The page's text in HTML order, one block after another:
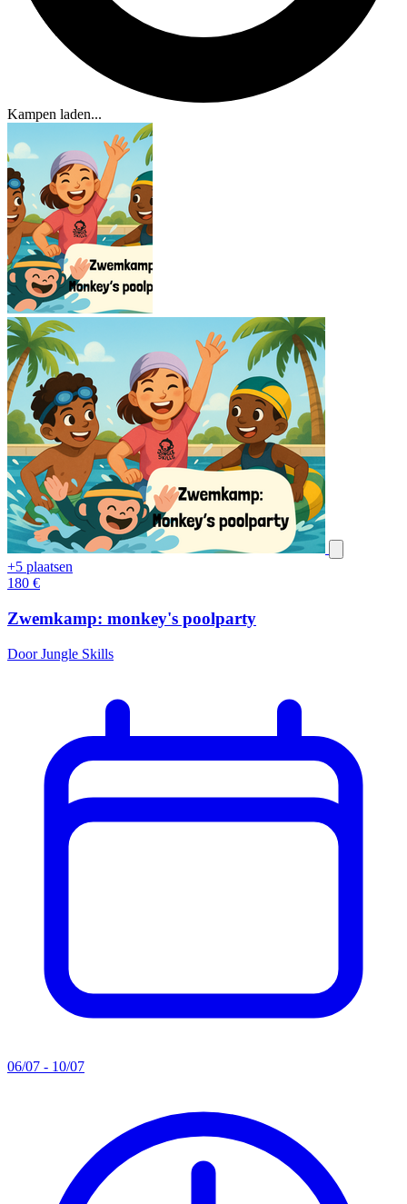
Kampen laden...
+5 plaatsen
180 €
Zwemkamp: monkey's poolparty
Door Jungle Skills
06/07 - 10/07